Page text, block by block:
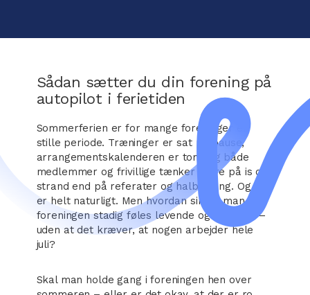
Sådan sætter du din forening på
autopilot i ferietiden
Sommerferien er for mange foreninger en
stille periode. Træninger er sat på pause,
arrangementskalenderen er tom, og både
medlemmer og frivillige tænker mere på is og
strand end på referater og halbooking. Og det
er helt naturligt. Men hvordan sikrer man, at
foreningen stadig føles levende og relevant –
uden at det kræver, at nogen arbejder hele
juli?
Skal man holde gang i foreningen hen over